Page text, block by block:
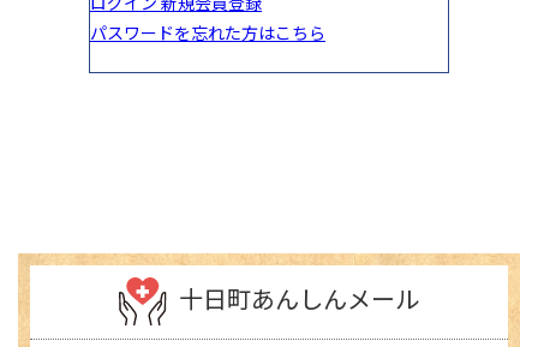
十日町あんしんメール